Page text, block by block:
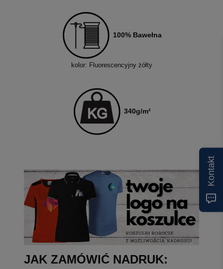
100% Bawełna
kolor: Fluorescencyjny żółty
340g/m²
JAK ZAMÓWIĆ NADRUK:
Kontakt